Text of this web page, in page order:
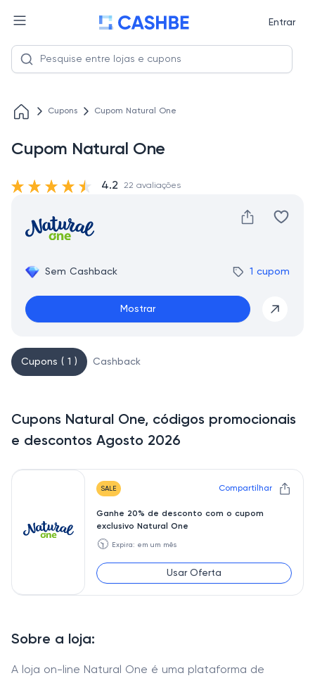
Entrar
Cupons Cupom Natural One
Cupom Natural One
Sem Cashback 1 cupom
Mostrar
4.2 22 avaliações
Sobre a loja:
A loja on-line Natural One é uma plataforma de
Cupons ( 1 ) Cashback
Cupons Natural One, códigos promocionais
e descontos Agosto 2026
SALE Compartilhar
Ganhe 20% de desconto com o cupom
exclusivo Natural One
🕥 Expira: em um mês
Usar Oferta